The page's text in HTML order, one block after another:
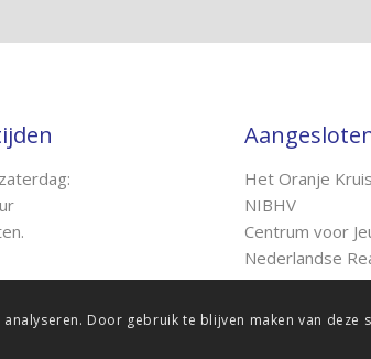
Het Oranje Kruis
NIBHV
Centrum voor
Nederlandse
Door gebruik te blijven maken van deze